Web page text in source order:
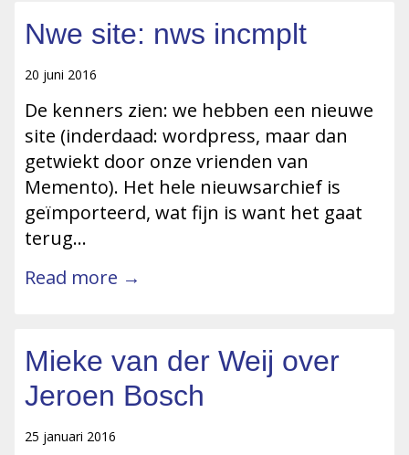
Nwe site: nws incmplt
20 juni 2016
De kenners zien: we hebben een nieuwe
site (inderdaad: wordpress, maar dan
getwiekt door onze vrienden van
Memento). Het hele nieuwsarchief is
geïmporteerd, wat fijn is want het gaat
terug…
Read more →
Mieke van der Weij over
Jeroen Bosch
25 januari 2016